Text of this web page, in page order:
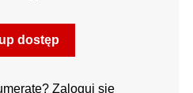
dostęp
Zaloguj się